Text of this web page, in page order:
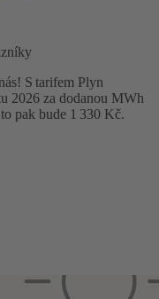
S tarifem Plyn
2026 za dodanou MWh
pak bude 1 330 Kč.